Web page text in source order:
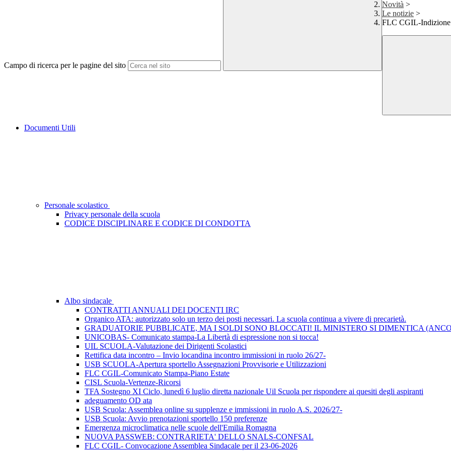
Campo di ricerca per le pagine del sito
Novità >
Le notizie >
FLC CGIL-Indizione
Documenti Utili
Personale scolastico
Privacy personale della scuola
CODICE DISCIPLINARE E CODICE DI CONDOTTA
Albo sindacale
CONTRATTI ANNUALI DEI DOCENTI IRC
Organico ATA: autorizzato solo un terzo dei posti necessari. La scuola continua a vivere di precarietà.
GRADUATORIE PUBBLICATE, MA I SOLDI SONO BLOCCATI! IL MINISTERO SI DIMENTICA
UNICOBAS- Comunicato stampa-La Libertà di espressione non si tocca!
UIL SCUOLA-Valutazione dei Dirigenti Scolastici
Rettifica data incontro – Invio locandina incontro immissioni in ruolo 26/27-
USB SCUOLA-Apertura sportello Assegnazioni Provvisorie e Utilizzazioni
FLC CGIL-Comunicato Stampa-Piano Estate
CISL Scuola-Vertenze-Ricorsi
TFA Sostegno XI Ciclo, lunedì 6 luglio diretta nazionale Uil Scuola per rispondere ai quesiti degli aspiranti
adeguamento OD ata
USB Scuola: Assemblea online su supplenze e immissioni in ruolo A.S. 2026/27-
USB Scuola: Avvio prenotazioni sportello 150 preferenze
Emergenza microclimatica nelle scuole dell'Emilia Romagna
NUOVA PASSWEB: CONTRARIETA' DELLO SNALS-CONFSAL
FLC CGIL- Convocazione Assemblea Sindacale per il 23-06-2026